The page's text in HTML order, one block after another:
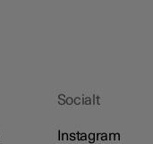
Socialt
Instagram